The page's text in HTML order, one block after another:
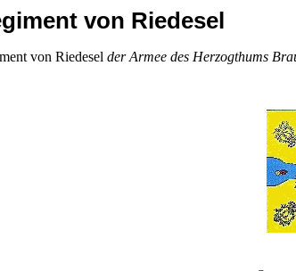
von Riedesel
von Riedesel der Armee des Herzogthums